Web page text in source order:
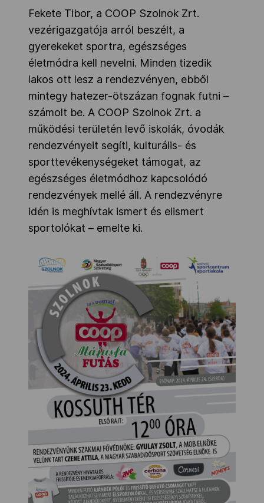
Fekete Tibor, a COOP Szolnok Zrt.
vezérigazgatója arról beszélt, a
gyerekeket sportra, egészséges
életmódra kell nevelni. Minden tizedik
lakos ott lesz a rendezvényen, ebből
mintegy hatezer-ötszázan fognak futni –
számolt be. A COOP Szolnok Zrt. a
működési területén levő iskolák, óvodák
rendezvényeit segíti, kulturális- és
sporttevékenységeket támogat, az
egészséges életmódhoz kapcsolódó
rendezvények mellé áll. A rendezvényre
idén is meghívtak ismert és elismert
sportolókat – emelte ki.